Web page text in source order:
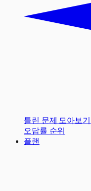
틀린 문제 모아보기
오답률 순위
플랜